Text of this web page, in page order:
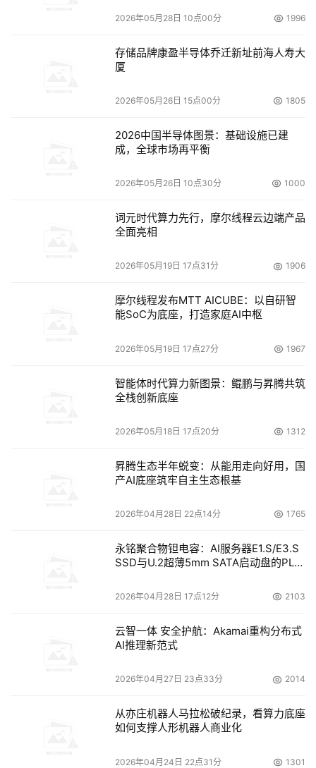
技投入力度和科技服务需求依然持续增长。目前我国保险密
达国家相比依然有较大差距，需要借助科技加速保险业务的
市场规模达到 121.4亿元人民币，与 2019年相比增长
18.2%。整体市场依然保持高集中度的特征，中科软在整个
市场份额中依然保持着龙头地位。
IDC研究发现，整体保险业 IT解决方案市场呈现如下特征：
核心业务系统的改造依然是投入占比最高的领域。目前保险
恰当与必要的改造，提高核心系统对业务的支撑能力，在保
证稳定安全的前提下进行适合不同机构自身情况的分布式改
线上化能力的建设投入受到明显重视。代理人远程出单、远
程展业、线上销售与服务等能力是2020年的建设重点。
层数据能力的建设，加强数据治理，提高数据质量与分析利
2026年05月28日 10点00分 1996
存储品牌康盈半导体乔迁新址前海人寿大
厦
2026年05月26日 15点00分 1805
2026中国半导体图景：基础设施已建
成，全球市场再平衡
2026年05月26日 10点30分 1000
词元时代算力先行，摩尔线程云边端产品
全面亮相
2026年05月19日 17点31分 1906
摩尔线程发布MTT AICUBE：以自研智
能SoC为底座，打造家庭AI中枢
2026年05月19日 17点27分 1967
智能体时代算力新图景：鲲鹏与昇腾共筑
全栈创新底座
2026年05月18日 17点20分 1312
昇腾生态半年蜕变：从能用走向好用，国
产AI底座筑牢自主生态根基
2026年04月28日 22点14分 1765
永铭聚合物钽电容：AI服务器E1.S/E3.S
SSD与U.2超薄5mm SATA启动盘的PLP
2026年04月28日 17点12分 2103
云智一体 安全护航：Akamai重构分布式
AI推理新范式
2026年04月27日 23点33分 2014
从亦庄机器人马拉松破纪录，看算力底座
如何支撑人形机器人商业化
2026年04月24日 22点31分 1301